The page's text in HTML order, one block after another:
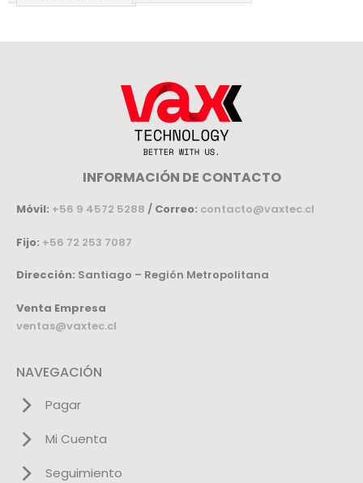
INFORMACIÓN DE CONTACTO
Móvil: +56 9 4572 5288 / Correo: contacto@vaxtec.cl
Fijo: +56 72 253 7087
Dirección: Santiago – Región Metropolitana
Venta Empresa
ventas@vaxtec.cl
NAVEGACIÓN
Pagar
Mi Cuenta
Seguimiento